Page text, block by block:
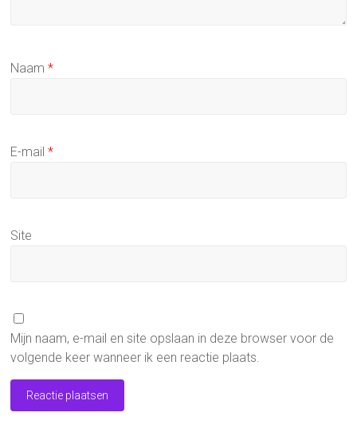
Naam*
E-mail*
Site
Mijn naam, e-mail en site opslaan in deze browser voor de
volgende keer wanneer ik een reactie plaats.